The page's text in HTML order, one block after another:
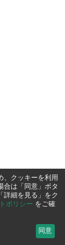
、クッキーを利用
合は「同意」ボタ
詳細を見る」をク
ポリシー をご確
同意